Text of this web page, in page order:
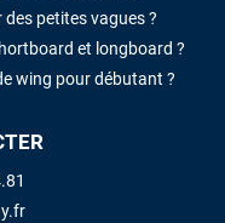
petites vagues ?
et longboard ?
wing pour débutant ?